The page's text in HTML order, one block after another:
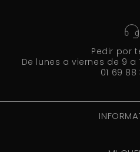
Pedir por
De lunes a viernes de 9 a
01 69 88